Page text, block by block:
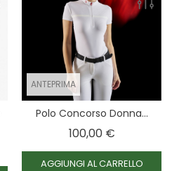
ANTEPRIMA
Polo Concorso Donna...
100,00 €Prezzo
AGGIUNGI AL CARRELLO